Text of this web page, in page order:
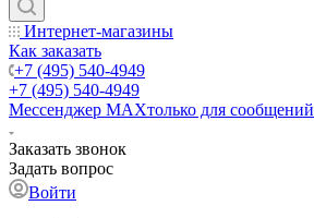
Интернет-магазины
Как заказать
+7 (495) 540-4949
+7 (495) 540-4949
Мессенджер МАХтолько для сообщений
Заказать звонок
Задать вопрос
Войти